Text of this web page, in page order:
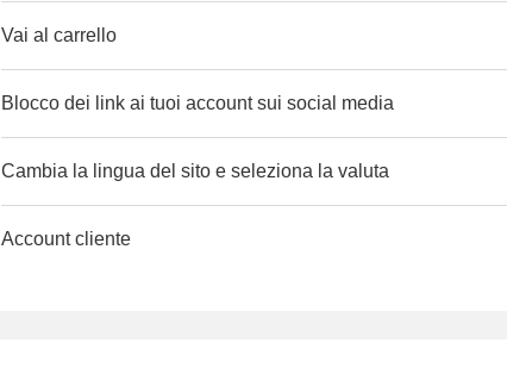
Vai al carrello
Blocco dei link ai tuoi account sui social media
Cambia la lingua del sito e seleziona la valuta
Account cliente